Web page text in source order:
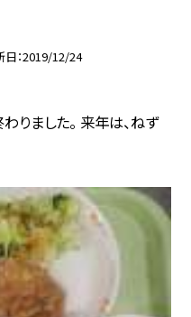
日 2019/12/24
りました。 来年は、ねず